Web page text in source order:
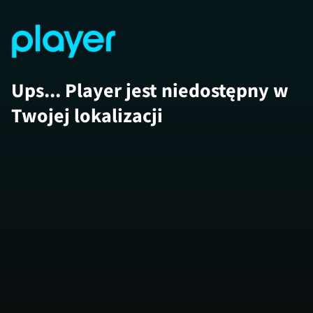
Ups... Player jest niedostępny w
Twojej lokalizacji